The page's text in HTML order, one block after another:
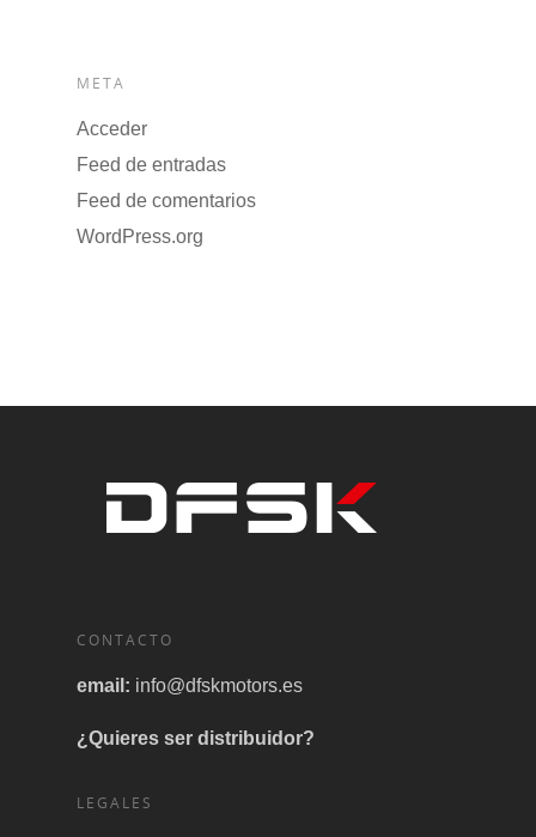
META
Acceder
Feed de entradas
Feed de comentarios
WordPress.org
CONTACTO
email: info@dfskmotors.es
¿Quieres ser distribuidor?
LEGALES